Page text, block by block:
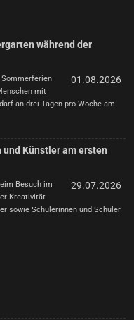
während der
01.08.2026
Sommerferien
mit
an drei Tagen pro Woche am
Künstler am ersten
29.07.2026
Besuch im
Kreativität
sowie Schülerinnen und Schüler